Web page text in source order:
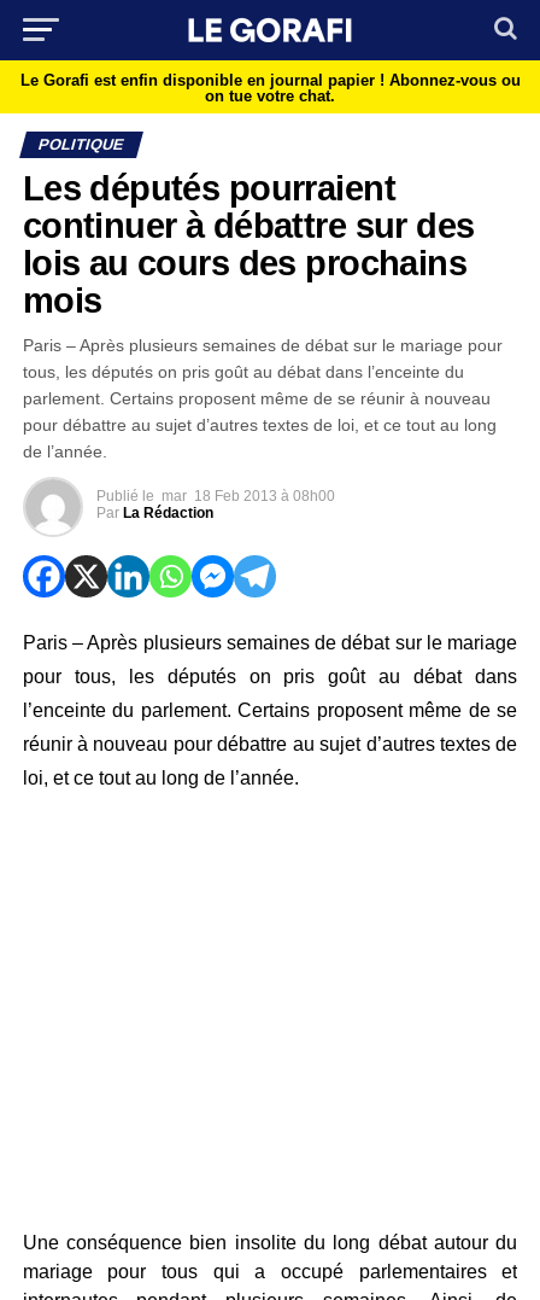
Le Gorafi est enfin disponible en journal papier ! Abonnez-vous ou
on tue votre chat.
POLITIQUE
Les députés pourraient
continuer à débattre sur des
lois au cours des prochains
mois
Paris – Après plusieurs semaines de débat sur le mariage pour
tous, les députés on pris goût au débat dans l’enceinte du
parlement. Certains proposent même de se réunir à nouveau
pour débattre au sujet d’autres textes de loi, et ce tout au long
de l’année.
Publié le mar 18 Feb 2013 à 08h00
Par La Rédaction
Paris – Après plusieurs semaines de débat sur le mariage
pour tous, les députés on pris goût au débat dans
l’enceinte du parlement. Certains proposent même de se
réunir à nouveau pour débattre au sujet d’autres textes de
loi, et ce tout au long de l’année.
Une conséquence bien insolite du long débat autour du
mariage pour tous qui a occupé parlementaires et